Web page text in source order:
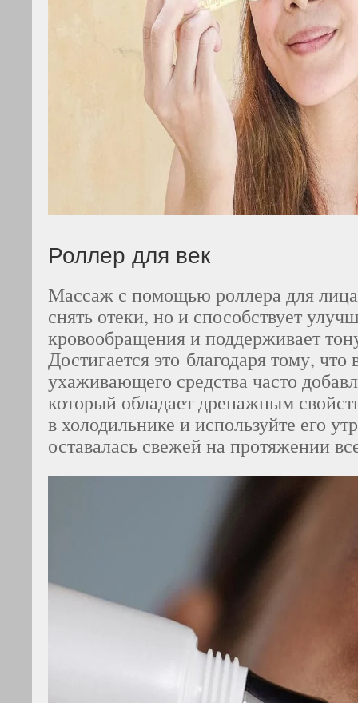
Роллер для век
Массаж с помощью роллера для лица
снять отеки, но и способствует
кровообращения и поддерживает
Достигается это благодаря тому, что
ухаживающего средства часто
который обладает дренажным
в холодильнике и используйте его
оставалась свежей на протяжении